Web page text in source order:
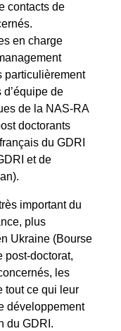
contacts de
en charge
particulièrement
de
de la NAS-RA
doctorants
du GDRI
et de
important du
plus
Ukraine (Bourse
post-doctorat,
les
tout ce qui leur
développement
du GDRI.